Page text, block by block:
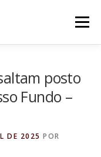
Menu
posto
Fundo –
DE 2025 POR